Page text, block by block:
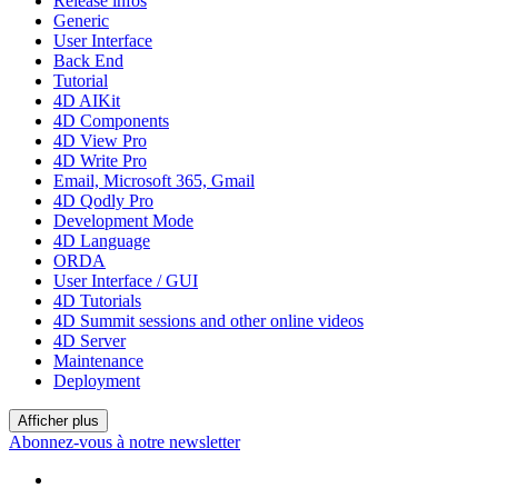
Generic
User Interface
Back End
Tutorial
4D AIKit
4D Components
4D View Pro
4D Write Pro
Email, Microsoft 365, Gmail
4D Qodly Pro
Development Mode
4D Language
ORDA
User Interface / GUI
4D Tutorials
4D Summit sessions and other online videos
4D Server
Maintenance
Deployment
Afficher plus
Abonnez-vous à notre newsletter